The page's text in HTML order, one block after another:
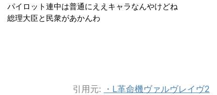
パイロット連中は普通にええキャラなんやけどね
総理大臣と民衆があかんわ
引用元:
・L革命機ヴァルヴレイヴ2